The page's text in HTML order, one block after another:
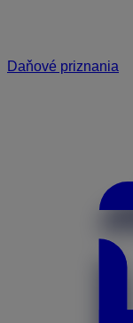
Daňové priznania